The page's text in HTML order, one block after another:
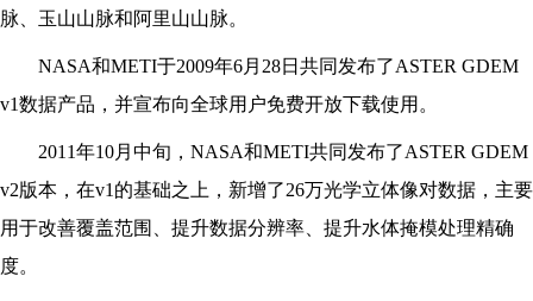
脉、玉山山脉和阿里山山脉。
NASA和METI于2009年6月28日共同发布了ASTER GDEM
v1数据产品，并宣布向全球用户免费开放下载使用。
2011年10月中旬，NASA和METI共同发布了ASTER GDEM
v2版本，在v1的基础之上，新增了26万光学立体像对数据，主要
用于改善覆盖范围、提升数据分辨率、提升水体掩模处理精确
度。